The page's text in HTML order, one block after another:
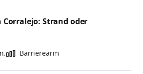
Corralejo: Strand oder
Barrierearm